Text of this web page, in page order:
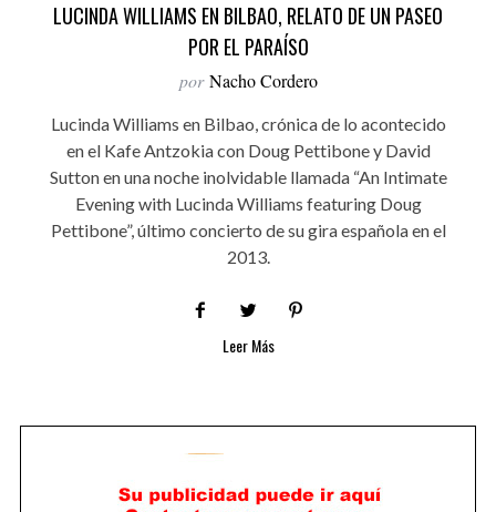
LUCINDA WILLIAMS EN BILBAO, RELATO DE UN PASEO
POR EL PARAÍSO
por Nacho Cordero
Lucinda Williams en Bilbao, crónica de lo acontecido
en el Kafe Antzokia con Doug Pettibone y David
Sutton en una noche inolvidable llamada “An Intimate
Evening with Lucinda Williams featuring Doug
Pettibone”, último concierto de su gira española en el
2013.
Leer Más